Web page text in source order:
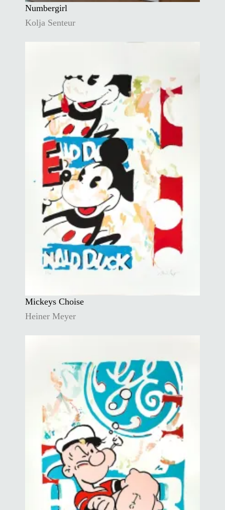
Numbergirl
Kolja Senteur
Mickeys Choise
Heiner Meyer